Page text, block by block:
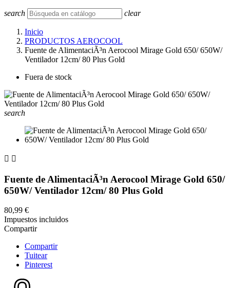
search clear
Inicio
PRODUCTOS AEROCOOL
Fuente de AlimentaciÃ³n Aerocool Mirage Gold 650/ 650W/
Ventilador 12cm/ 80 Plus Gold
Fuera de stock
search
 
Fuente de AlimentaciÃ³n Aerocool Mirage Gold 650/
650W/ Ventilador 12cm/ 80 Plus Gold
80,99 €
Impuestos incluidos
Compartir
Compartir
Tuitear
Pinterest